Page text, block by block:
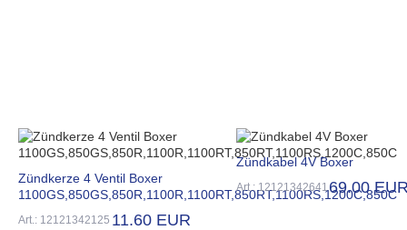
Zündkerze 4 Ventil Boxer
1100GS,850GS,850R,1100R,1100RT,850RT,1100RS,1200C,850C
Art.: 12121342125 11.60 EUR
Zündkabel 4V Boxer
Art.: 12121342641 69.00